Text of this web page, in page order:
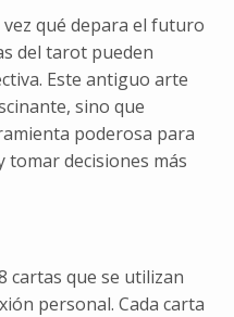
qué depara el futuro
del tarot pueden
Este antiguo arte
sino que
poderosa para
decisiones más
cartas que se utilizan
personal. Cada carta